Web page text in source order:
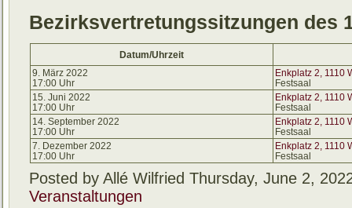
Bezirksvertretungssitzungen des
Datum/Uhrzeit
9. März 2022
17:00 Uhr
Enkplatz 2, 1110
Festsaal
15. Juni 2022
17:00 Uhr
Enkplatz 2, 1110
Festsaal
14. September 2022
17:00 Uhr
Enkplatz 2, 1110
Festsaal
7. Dezember 2022
17:00 Uhr
Enkplatz 2, 1110
Festsaal
Posted by Allé Wilfried Thursday, June 2,
Veranstaltungen